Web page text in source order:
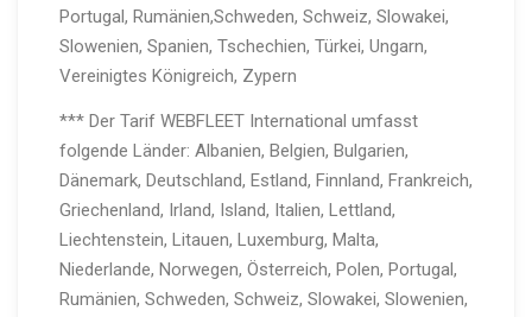
Portugal, Rumänien,Schweden, Schweiz, Slowakei,
Slowenien, Spanien, Tschechien, Türkei, Ungarn,
Vereinigtes Königreich, Zypern
*** Der Tarif WEBFLEET International umfasst
folgende Länder: Albanien, Belgien, Bulgarien,
Dänemark, Deutschland, Estland, Finnland, Frankreich,
Griechenland, Irland, Island, Italien, Lettland,
Liechtenstein, Litauen, Luxemburg, Malta,
Niederlande, Norwegen, Österreich, Polen, Portugal,
Rumänien, Schweden, Schweiz, Slowakei, Slowenien,